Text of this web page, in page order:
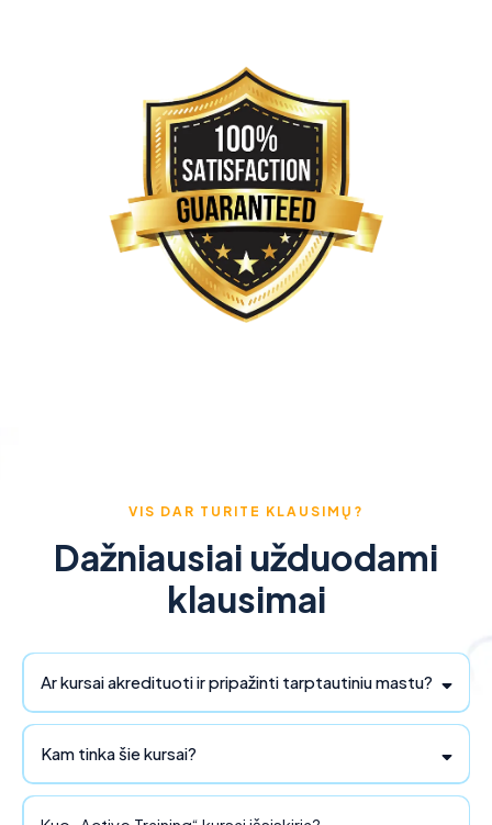
VIS DAR TURITE KLAUSIMŲ?
Dažniausiai užduodami
klausimai
Ar kursai akredituoti ir pripažinti tarptautiniu mastu?
Kam tinka šie kursai?